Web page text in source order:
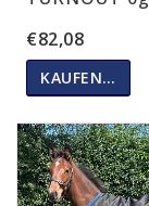
€82,08
KAUFEN…